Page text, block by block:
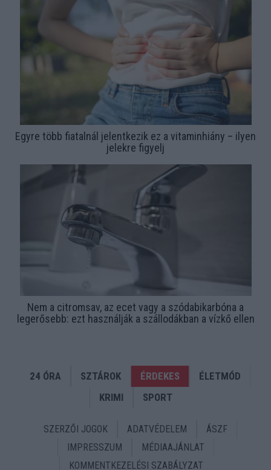
Egyre több fiatalnál jelentkezik ez a vitaminhiány – ilyen
jelekre figyelj
Nem a citromsav, az ecet vagy a szódabikarbóna a
legerősebb: ezt használják a szállodákban a vízkő ellen
24 ÓRA SZTÁROK ÉRDEKES
ÉLETMÓD
KRIMI
SPORT
SZERZŐI JOGOK ADATVÉDELEM
ÁSZF
IMPRESSZUM
MÉDIAAJÁNLAT
KOMMENTKEZELÉSI SZABÁLYZAT